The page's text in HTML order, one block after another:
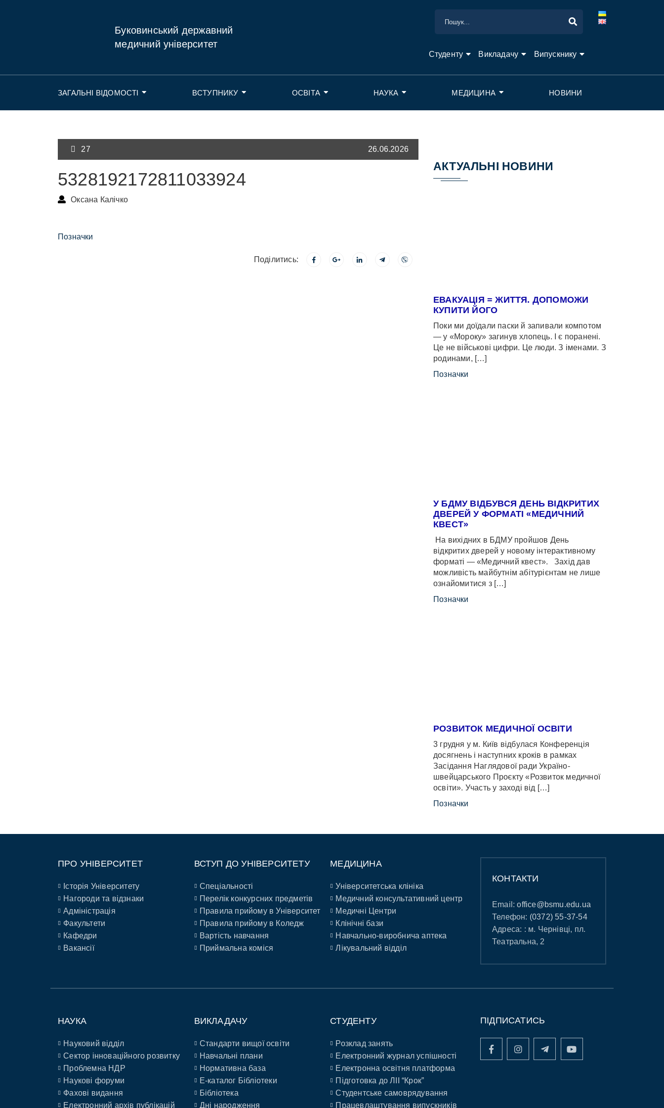
Буковинський державний
медичний університет
Студенту Викладачу Випускнику
ЗАГАЛЬНІ ВІДОМОСТІ ВСТУПНИКУ ОСВІТА НАУКА МЕДИЦИНА НОВИНИ
27 26.06.2026
5328192172811033924
Оксана Калічко
Позначки
Поділитись:
АКТУАЛЬНІ НОВИНИ
ЕВАКУАЦІЯ = ЖИТТЯ. ДОПОМОЖИ
КУПИТИ ЙОГО
Поки ми доїдали паски й запивали компотом
— у «Мороку» загинув хлопець. І є поранені.
Це не військові цифри. Це люди. З іменами. З
родинами, […]
Позначки
У БДМУ ВІДБУВСЯ ДЕНЬ ВІДКРИТИХ
ДВЕРЕЙ У ФОРМАТІ «МЕДИЧНИЙ
КВЕСТ»
На вихідних в БДМУ пройшов День
відкритих дверей у новому інтерактивному
форматі — «Медичний квест». Захід дав
можливість майбутнім абітурієнтам не лише
ознайомитися з […]
Позначки
РОЗВИТОК МЕДИЧНОЇ ОСВІТИ
3 грудня у м. Київ відбулася Конференція
досягнень і наступних кроків в рамках
Засідання Наглядової ради Україно-
швейцарського Проєкту «Розвиток медичної
освіти». Участь у заході від […]
Позначки
ПРО УНІВЕРСИТЕТ
Історія Університету
Нагороди та відзнаки
Адміністрація
Факультети
Кафедри
Вакансії
ВСТУП ДО УНІВЕРСИТЕТУ
Спеціальності
Перелік конкурсних предметів
Правила прийому в Університет
Правила прийому в Коледж
Вартість навчання
Приймальна коміся
МЕДИЦИНА
Університетська клініка
Медичний консультативний центр
Медичні Центри
Клінічні бази
Навчально-виробнича аптека
Лікувальний відділ
КОНТАКТИ
Email:office@bsmu.edu.ua
Телефон: (0372) 55-37-54
Адреса: : м. Чернівці, пл.
Театральна, 2
НАУКА
Науковий відділ
Сектор інноваційного розвитку
Проблемна НДР
Наукові форуми
Фахові видання
Електронний архів публікацій
ВИКЛАДАЧУ
Стандарти вищої освіти
Навчальні плани
Нормативна база
E-каталог Бібліотеки
Бібліотека
Дні народження
СТУДЕНТУ
Розклад занять
Електронний журнал успішності
Електронна освітня платформа
Підготовка до ЛІІ “Крок”
Студентське самоврядування
Працевлаштування випускників
ПІДПИСАТИСЬ